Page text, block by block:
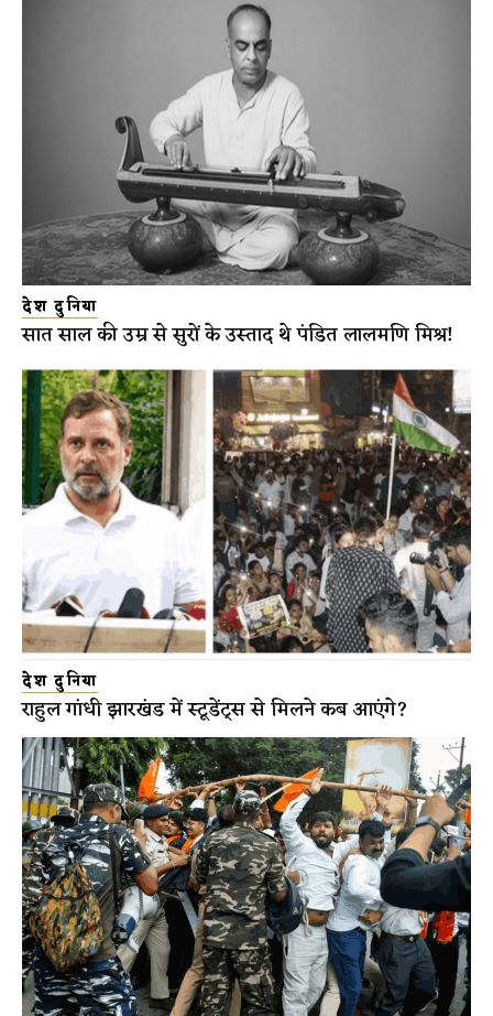
देश दुनिया
सात साल की उम्र से सुरों के उस्ताद थे पंडित लालमणि मिश्र!
देश दुनिया
राहुल गांधी झारखंड में स्टूडेंट्स से मिलने कब आएंगे?